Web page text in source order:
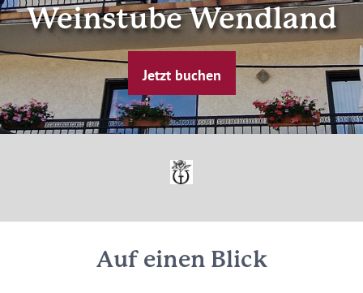
Weinstube Wendland
Jetzt buchen
Auf einen Blick